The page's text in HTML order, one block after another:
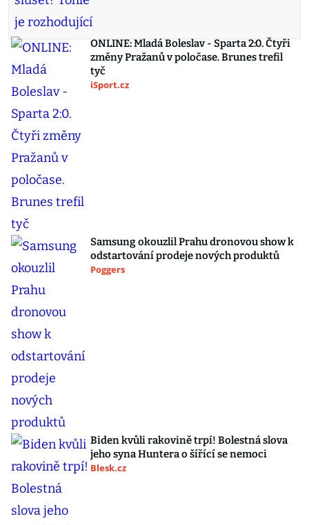
ONLINE: Mladá Boleslav - Sparta 2:0. Čtyři
změny Pražanů v poločase. Brunes trefil
tyč
iSport.cz
Samsung okouzlil Prahu dronovou show k
odstartování prodeje nových produktů
Poggers
Biden kvůli rakovině trpí! Bolestná slova
jeho syna Huntera o šířící se nemoci
Blesk.cz